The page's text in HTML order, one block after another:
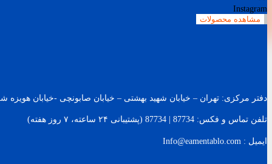
مشاهده محصولات
Instagram
دفتر مرکزی: تهران – خیابان شهید بهشتی – خیابان صابونچی -خیابان هويزه شرقی – پلاک 119 –
تلفن تماس و فکس: 87734 | 87734 (پشتیبانی ۲۴ ساعته، ۷ روز هفته)
ایمیل : Info@eamentablo.com